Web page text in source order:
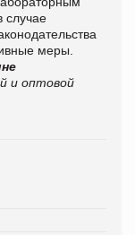
случае
меры.
и оптовой